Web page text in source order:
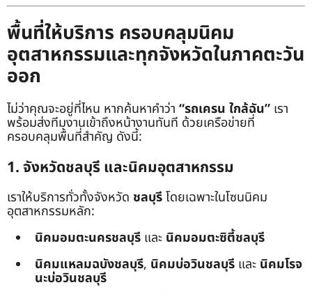
พื้นที่ให้บริการ ครอบคลุมนิคม
อุตสาหกรรมและทุกจังหวัดในภาคตะวัน
ออก
ไม่ว่าคุณจะอยู่ที่ไหน หากค้นหาคำว่า “รถเครน ใกล้ฉัน” เรา
พร้อมส่งทีมงานเข้าถึงหน้างานทันที ด้วยเครือข่ายที่
ครอบคลุมพื้นที่สำคัญ ดังนี้:
1. จังหวัดชลบุรี และนิคมอุตสาหกรรม
เราให้บริการทั่วทั้งจังหวัด ชลบุรีโดยเฉพาะในโซนนิคม
อุตสาหกรรมหลัก:
นิคมอมตะนครชลบุรี และ นิคมอมตะซิตี้ชลบุรี
นิคมแหลมฉบังชลบุรี, นิคมบ่อวินชลบุรี และ นิคมโรจ
นะบ่อวินชลบุรี